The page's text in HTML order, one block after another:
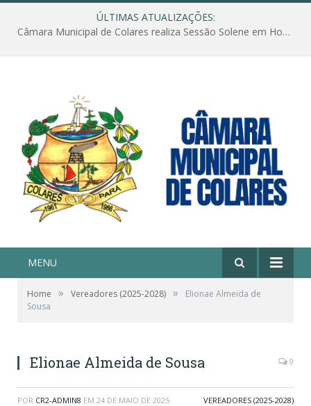
ÚLTIMAS ATUALIZAÇÕES:
Câmara Municipal de Colares realiza Sessão Solene em Homenagem ao Dia das Mães
MENU
Home » Vereadores (2025-2028) »
Elionae Almeida de
Sousa
Elionae Almeida de Sousa 0
POR CR2-ADMIN8 EM 24 DE MAIO DE 2025 VEREADORES (2025-2028)